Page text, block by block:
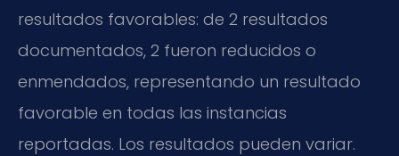
resultados favorables: de 2 resultados
documentados, 2 fueron reducidos o
enmendados, representando un resultado
favorable en todas las instancias
reportadas. Los resultados pueden variar.